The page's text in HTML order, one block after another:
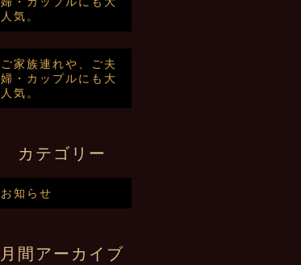
人気。
ご家族連れや、ご夫
婦・カップルにも大
人気。
カテゴリー
お知らせ
月間アーカイブ